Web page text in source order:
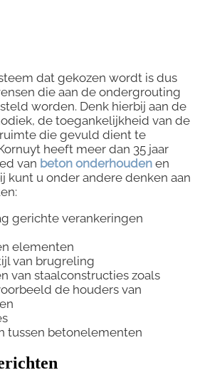
dat gekozen wordt is dus
die aan de ondergrouting
worden. Denk hierbij aan de
de toegankelijkheid van de
die gevuld dient te
heeft meer dan 35 jaar
van beton onderhouden en
kunt u onder andere denken aan
gerichte verankeringen
elementen
van brugreling
van staalconstructies zoals
de houders van
tussen betonelementen